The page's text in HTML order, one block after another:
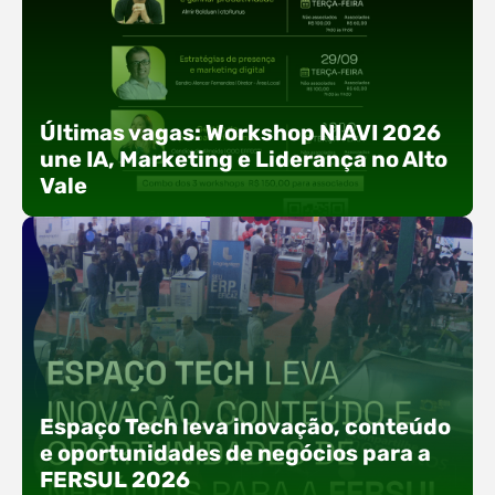
Últimas vagas: Workshop NIAVI 2026
une IA, Marketing e Liderança no Alto
Vale
Com o objetivo de impulsionar a produtividade, a
presença digital e a gestão nas empresas do
Alto Vale, o Núcleo de Tecnologia da Informação
(NIAVI), Polo ACATE-ACIRS, realiza a edição
2026 do Workshop NIAVI. O evento foi
Espaço Tech leva inovação, conteúdo
e oportunidades de negócios para a
FERSUL 2026